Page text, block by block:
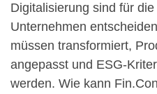
Digitalisierung sind für
Unternehmen
müssen transformiert,
angepasst und ESG-
werden. Wie kann